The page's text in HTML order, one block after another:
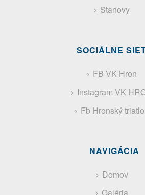
Stanovy
SOCIÁLNE
FB VK Hron
Instagram VK
Fb Hronský
NAVIGÁCIA
Domov
Galéria